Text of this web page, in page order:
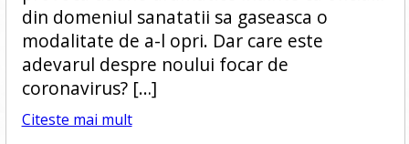
din domeniul sanatatii sa gaseasca o
modalitate de a-l opri. Dar care este
adevarul despre noului focar de
coronavirus? […]
Citeste mai mult